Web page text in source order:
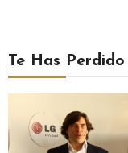
Te Has Perdido